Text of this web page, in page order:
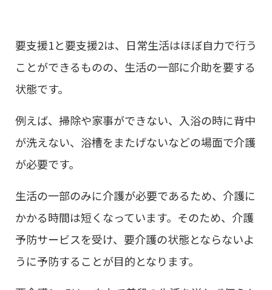
要支援1と要支援2は、日常生活はほぼ自力で行う
ことができるものの、生活の一部に介助を要する
状態です。
例えば、掃除や家事ができない、入浴の時に背中
が洗えない、浴槽をまたげないなどの場面で介護
が必要です。
生活の一部のみに介護が必要であるため、介護に
かかる時間は短くなっています。そのため、介護
予防サービスを受け、要介護の状態とならないよ
うに予防することが目的となります。